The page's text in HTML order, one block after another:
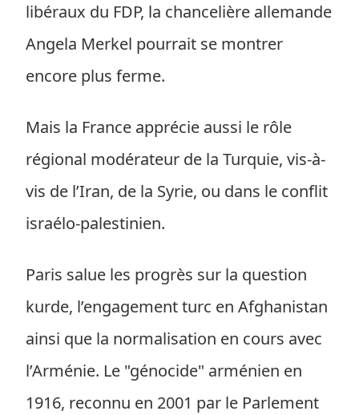
libéraux du FDP, la chancelière allemande
Angela Merkel pourrait se montrer
encore plus ferme.
Mais la France apprécie aussi le rôle
régional modérateur de la Turquie, vis-à-
vis de l’Iran, de la Syrie, ou dans le conflit
israélo-palestinien.
Paris salue les progrès sur la question
kurde, l’engagement turc en Afghanistan
ainsi que la normalisation en cours avec
l’Arménie. Le "génocide" arménien en
1916, reconnu en 2001 par le Parlement